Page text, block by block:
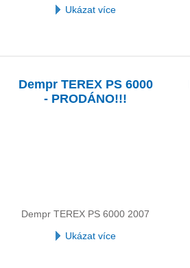
Ukázat více
Dempr TEREX PS 6000
- PRODÁNO!!!
Dempr TEREX PS 6000 2007
Ukázat více